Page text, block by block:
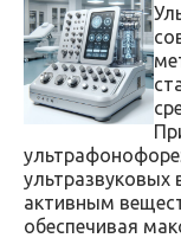
активным
обеспечивая